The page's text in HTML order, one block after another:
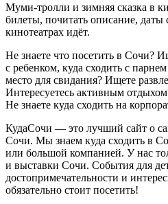
Муми-тролли и зимняя сказка в
билеты, почитать описание, даты
кинотеатрах идёт.
Не знаете что посетить в Сочи?
с ребенком, куда сходить с
место для свидания? Ищете
Интересуетесь активным
Не знаете куда сходить на
КудаСочи — это лучший сайт о
Сочи. Мы знаем куда сходить в
или большой компанией. У нас
и выставки Сочи. События для
достопримечательности и
обязательно стоит посетить!